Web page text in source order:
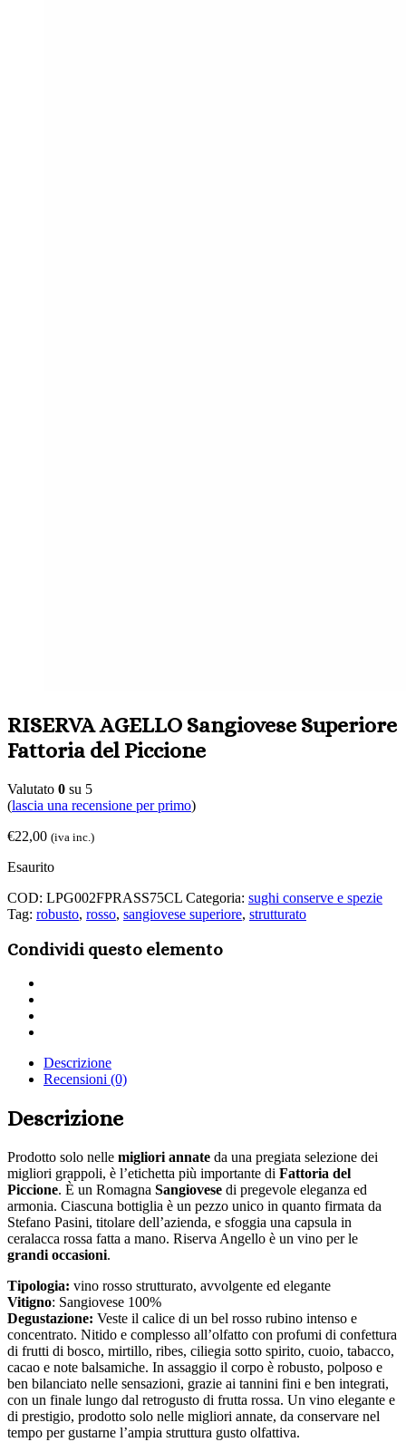
RISERVA AGELLO Sangiovese Superiore
Fattoria del Piccione
Valutato 0 su 5
(lascia una recensione per primo)
€22,00 (iva inc.)
Esaurito
COD: LPG002FPRASS75CL Categoria: sughi conserve e spezie
Tag: robusto, rosso, sangiovese superiore, strutturato
Condividi questo elemento
Email
Descrizione
Recensioni (0)
Descrizione
Prodotto solo nelle migliori annate da una pregiata selezione dei
migliori grappoli, è l’etichetta più importante di Fattoria del
Piccione. È un Romagna Sangiovese di pregevole eleganza ed
armonia. Ciascuna bottiglia è un pezzo unico in quanto firmata da
Stefano Pasini, titolare dell’azienda, e sfoggia una capsula in
ceralacca rossa fatta a mano. Riserva Angello è un vino per le
grandi occasioni.
Tipologia: vino rosso strutturato, avvolgente ed elegante
Vitigno: Sangiovese 100%
Degustazione: Veste il calice di un bel rosso rubino intenso e
concentrato. Nitido e complesso all’olfatto con profumi di confettura
di frutti di bosco, mirtillo, ribes, ciliegia sotto spirito, cuoio, tabacco,
cacao e note balsamiche. In assaggio il corpo è robusto, polposo e
ben bilanciato nelle sensazioni, grazie ai tannini fini e ben integrati,
con un finale lungo dal retrogusto di frutta rossa. Un vino elegante e
di prestigio, prodotto solo nelle migliori annate, da conservare nel
tempo per gustarne l’ampia struttura gusto olfattiva.